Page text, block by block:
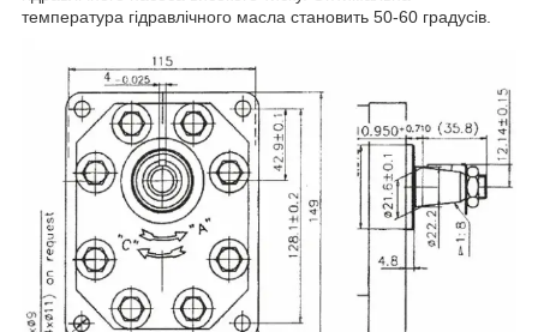
температура гідравлічного масла становить 50-60 градусів.